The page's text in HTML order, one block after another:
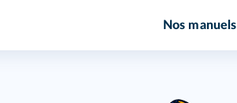
Nos manuels